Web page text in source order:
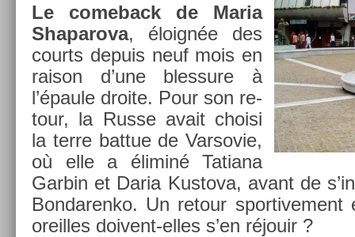
Le com­eback de Maria
Shaparova, éloignée des
co­urts de­puis neuf mois en
raison d’une bles­sure à
l’épaule droite. Pour son re­
tour, la Russe avait choisi
la terre bat­tue de Var­sovie,
où elle a éliminé Tatiana
Gar­bin et Daria Kus­tova, avant de
Bon­daren­ko. Un re­tour spor­tive­ment
oreil­les doivent-elles s’en réjouir ?